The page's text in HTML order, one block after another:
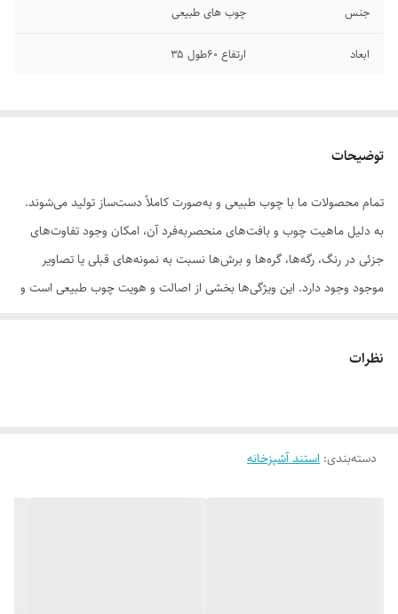
جنس چوب‌ های طبیعی
ابعاد ارتفاع ۶۰طول ۳۵
توضیحات
تمام محصولات ما با چوب طبیعی و به‌صورت کاملاً دست‌ساز تولید می‌شوند.
به دلیل ماهیت چوب و بافت‌های منحصر‌به‌فرد آن، امکان وجود تفاوت‌های
جزئی در رنگ، رگه‌ها، گره‌ها و برش‌ها نسبت به نمونه‌های قبلی یا تصاویر
موجود وجود دارد. این ویژگی‌ها بخشی از اصالت و هویت چوب طبیعی است و
سفارش به‌منزله‌ی پذیرش این موارد و آگاهی از ویژگی‌های طبیعی چوب هست
نظرات
دسته‌بندی: استند آشپزخانه